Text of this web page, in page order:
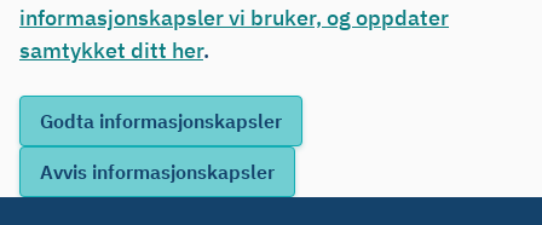
informasjonskapsler vi bruker, og oppdater
samtykket ditt her.